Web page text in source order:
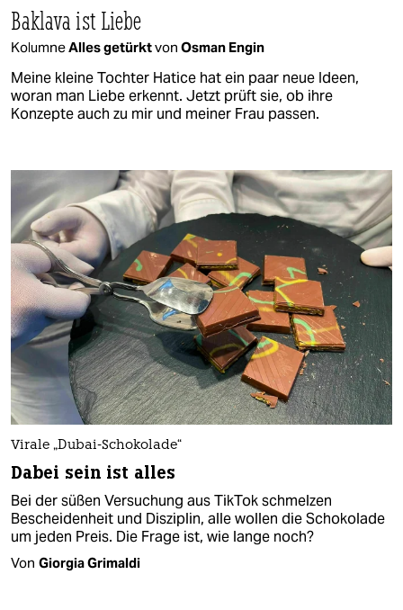
Baklava ist Liebe
KolumneAlles getürktvon Osman Engin
Meine kleine Tochter Hatice hat ein paar neue Ideen,
woran man Liebe erkennt. Jetzt prüft sie, ob ihre
Konzepte auch zu mir und meiner Frau passen.
Virale „Dubai-Schokolade“
Dabei sein ist alles
Bei der süßen Versuchung aus TikTok schmelzen
Bescheidenheit und Disziplin, alle wollen die Schokolade
um jeden Preis. Die Frage ist, wie lange noch?
Von Giorgia Grimaldi